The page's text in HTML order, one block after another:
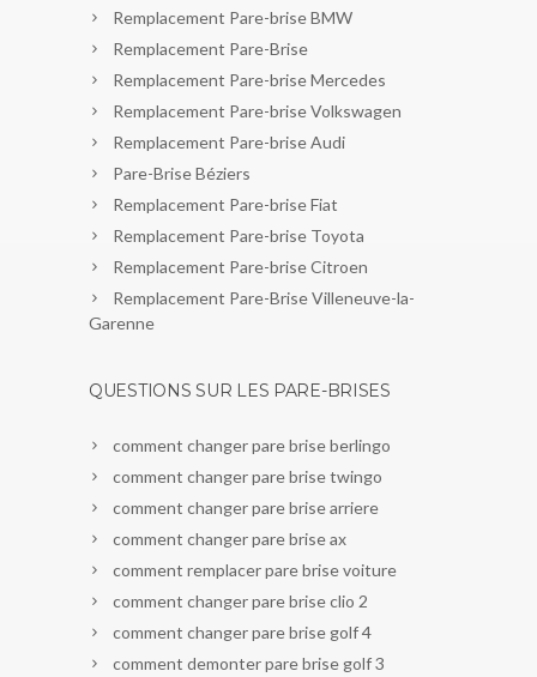
Remplacement Pare-brise BMW
Remplacement Pare-Brise
Remplacement Pare-brise Mercedes
Remplacement Pare-brise Volkswagen
Remplacement Pare-brise Audi
Pare-Brise Béziers
Remplacement Pare-brise Fiat
Remplacement Pare-brise Toyota
Remplacement Pare-brise Citroen
Remplacement Pare-Brise Villeneuve-la-
Garenne
QUESTIONS SUR LES PARE-BRISES
comment changer pare brise berlingo
comment changer pare brise twingo
comment changer pare brise arriere
comment changer pare brise ax
comment remplacer pare brise voiture
comment changer pare brise clio 2
comment changer pare brise golf 4
comment demonter pare brise golf 3